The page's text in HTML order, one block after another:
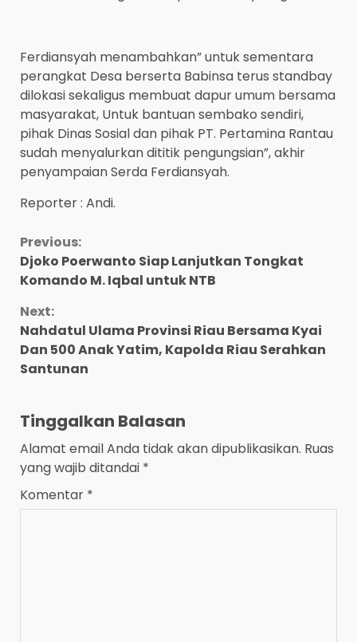
Ferdiansyah menambahkan” untuk sementara
perangkat Desa berserta Babinsa terus standbay
dilokasi sekaligus membuat dapur umum bersama
masyarakat, Untuk bantuan sembako sendiri,
pihak Dinas Sosial dan pihak PT. Pertamina Rantau
sudah menyalurkan dititik pengungsian”, akhir
penyampaian Serda Ferdiansyah.
Reporter : Andi.
Continue
Reading
Previous:
Djoko Poerwanto Siap Lanjutkan Tongkat
Komando M. Iqbal untuk NTB
Next:
Nahdatul Ulama Provinsi Riau Bersama Kyai
Dan 500 Anak Yatim, Kapolda Riau Serahkan
Santunan
Tinggalkan Balasan
Alamat email Anda tidak akan dipublikasikan. Ruas
yang wajib ditandai *
Komentar *